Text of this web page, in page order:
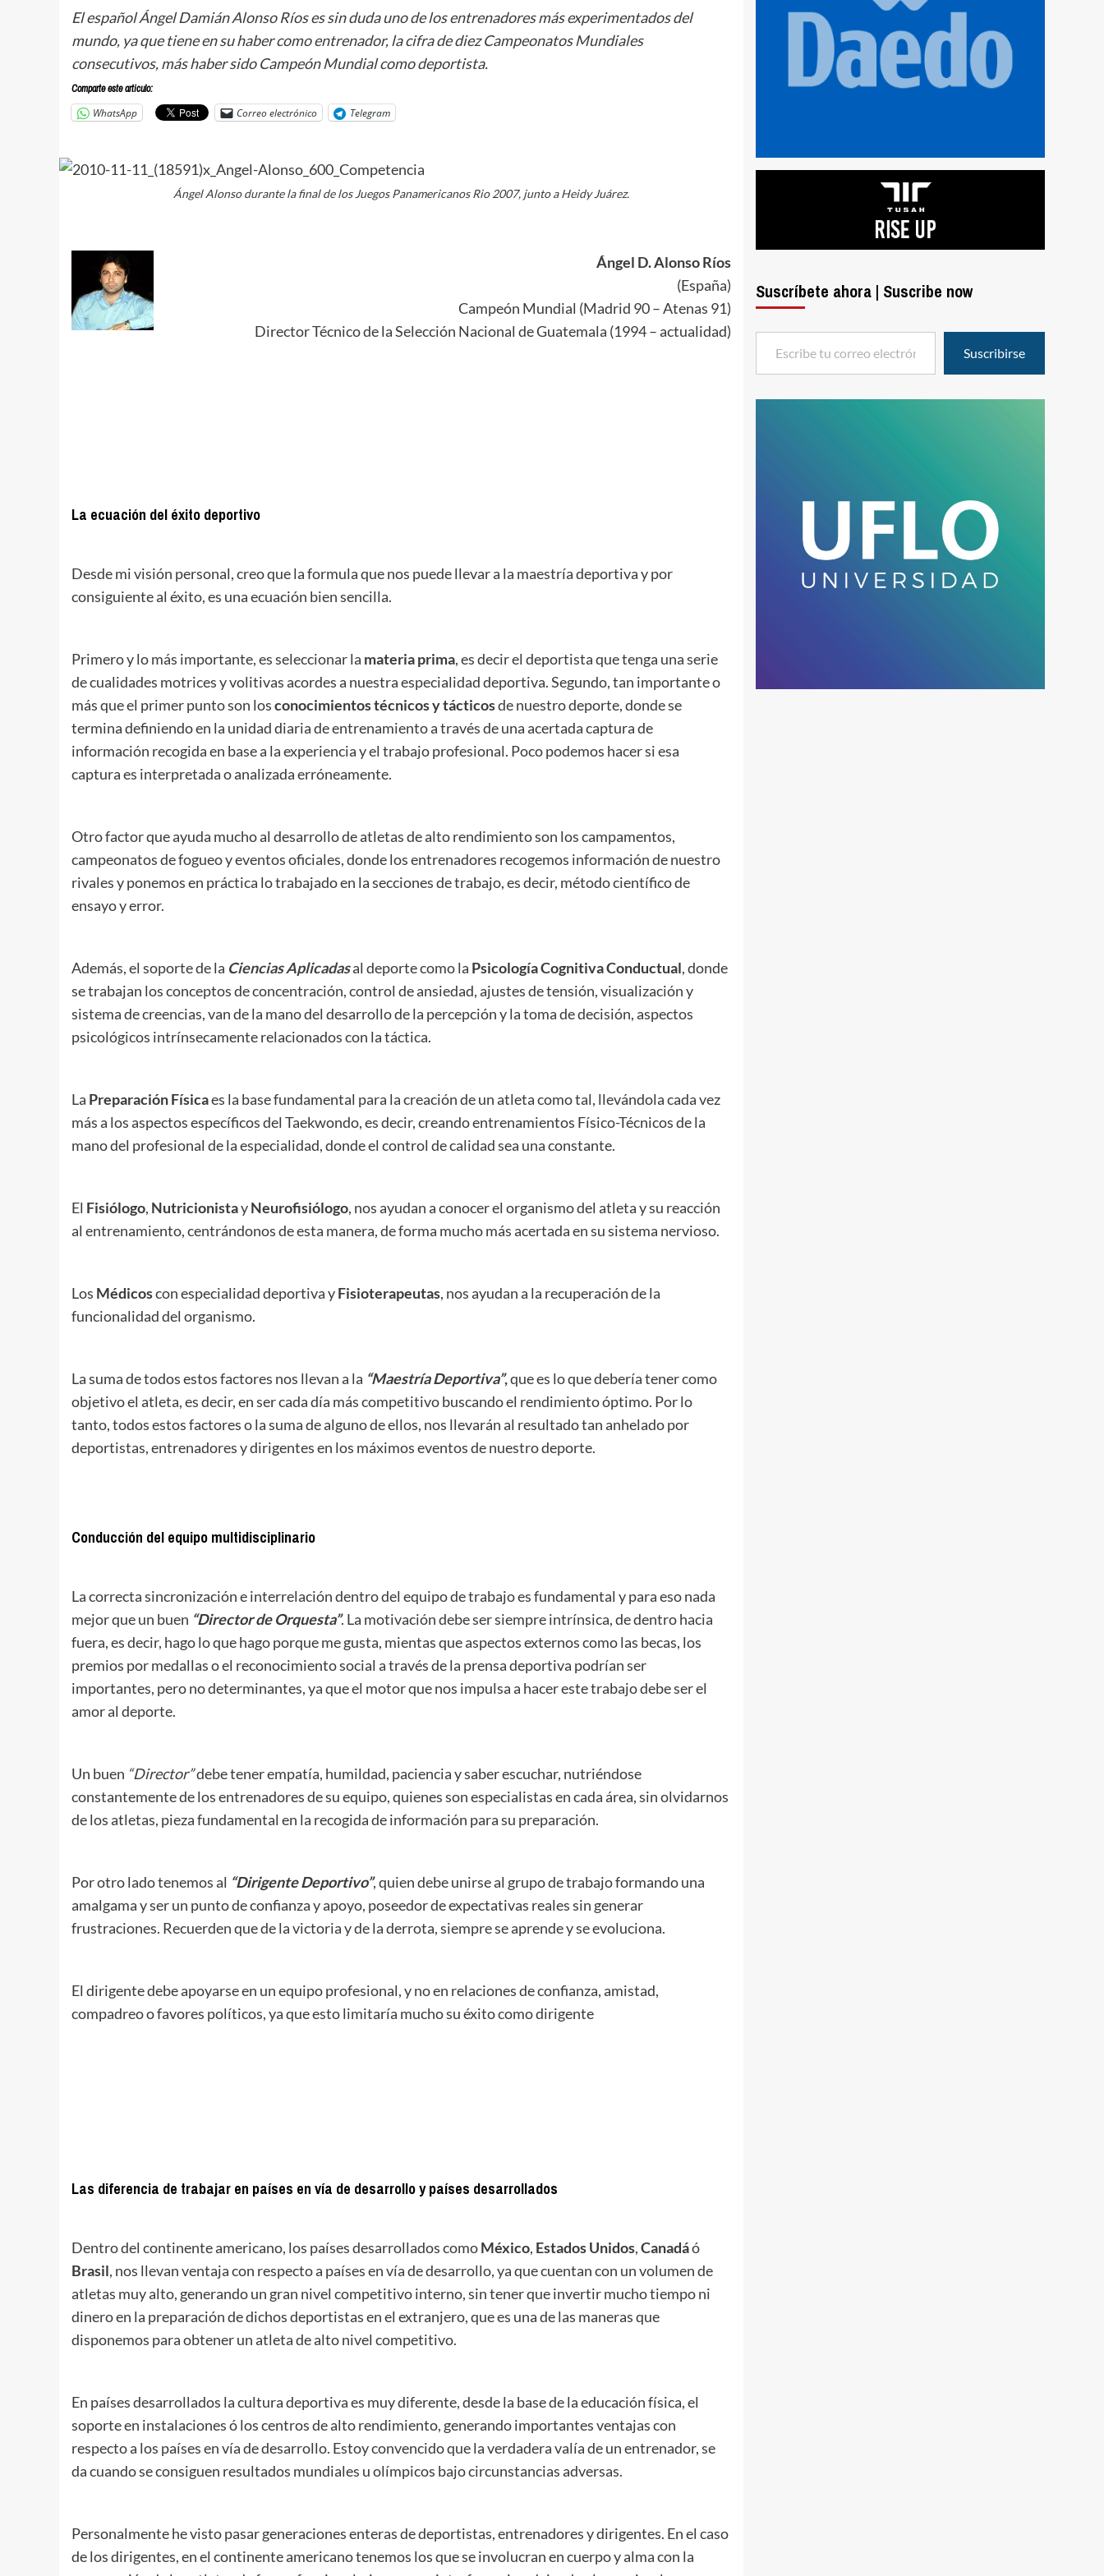
El español Ángel Damián Alonso Ríos es sin duda uno de los entrenadores más experimentados del
mundo, ya que tiene en su haber como entrenador, la cifra de diez Campeonatos Mundiales
consecutivos, más haber sido Campeón Mundial como deportista.
Comparte este articulo:
WhatsApp Correo electrónico Telegram
Ángel Alonso durante la final de los Juegos Panamericanos Rio 2007, junto a Heidy Juárez.
Ángel D. Alonso Ríos
(España)
Campeón Mundial (Madrid 90 – Atenas 91)
Director Técnico de la Selección Nacional de Guatemala (1994 – actualidad)
La ecuación del éxito deportivo
Desde mi visión personal, creo que la formula que nos puede llevar a la maestría deportiva y por
consiguiente al éxito, es una ecuación bien sencilla.
Primero y lo más importante, es seleccionar la materia prima, es decir el deportista que tenga una serie
de cualidades motrices y volitivas acordes a nuestra especialidad deportiva. Segundo, tan importante o
más que el primer punto son losconocimientos técnicos y tácticosde nuestro deporte, donde se
termina definiendo en la unidad diaria de entrenamiento a través de una acertada captura de
información recogida en base a la experiencia y el trabajo profesional. Poco podemos hacer si esa
captura es interpretada o analizada erróneamente.
Otro factor que ayuda mucho al desarrollo de atletas de alto rendimiento son los campamentos,
campeonatos de fogueo y eventos oficiales, donde los entrenadores recogemos información de nuestro
rivales y ponemos en práctica lo trabajado en la secciones de trabajo, es decir, método científico de
ensayo y error.
Además, el soporte de la Ciencias Aplicadasal deporte como la Psicología Cognitiva Conductual, donde
se trabajan los conceptos de concentración, control de ansiedad, ajustes de tensión, visualización y
sistema de creencias, van de la mano del desarrollo de la percepción y la toma de decisión, aspectos
psicológicos intrínsecamente relacionados con la táctica.
La Preparación Físicaes la base fundamental para la creación de un atleta como tal, llevándola cada vez
más a los aspectos específicos del Taekwondo, es decir, creando entrenamientos Físico-Técnicos de la
mano del profesional de la especialidad, donde el control de calidad sea una constante.
El Fisiólogo, NutricionistayNeurofisiólogo, nos ayudan a conocer el organismo del atleta y su reacción
al entrenamiento, centrándonos de esta manera, de forma mucho más acertada en su sistema nervioso.
Los Médicoscon especialidad deportiva yFisioterapeutas, nos ayudan a la recuperación de la
funcionalidad del organismo.
La suma de todos estos factores nos llevan a la “Maestría Deportiva”,que es lo que debería tener como
objetivo el atleta, es decir, en ser cada día más competitivo buscando el rendimiento óptimo. Por lo
tanto, todos estos factores o la suma de alguno de ellos, nos llevarán al resultado tan anhelado por
deportistas, entrenadores y dirigentes en los máximos eventos de nuestro deporte.
Conducción del equipo multidisciplinario
La correcta sincronización e interrelación dentro del equipo de trabajo es fundamental y para eso nada
mejor que un buen “Director de Orquesta”. La motivación debe ser siempre intrínsica, de dentro hacia
fuera, es decir, hago lo que hago porque me gusta, mientas que aspectos externos como las becas, los
premios por medallas o el reconocimiento social a través de la prensa deportiva podrían ser
importantes, pero no determinantes, ya que el motor que nos impulsa a hacer este trabajo debe ser el
amor al deporte.
Un buen “Director”debe tener empatía, humildad, paciencia y saber escuchar, nutriéndose
constantemente de los entrenadores de su equipo, quienes son especialistas en cada área, sin olvidarnos
de los atletas, pieza fundamental en la recogida de información para su preparación.
Por otro lado tenemos al “Dirigente Deportivo”, quien debe unirse al grupo de trabajo formando una
amalgama y ser un punto de confianza y apoyo, poseedor de expectativas reales sin generar
frustraciones. Recuerden que de la victoria y de la derrota, siempre se aprende y se evoluciona.
El dirigente debe apoyarse en un equipo profesional, y no en relaciones de confianza, amistad,
compadreo o favores políticos, ya que esto limitaría mucho su éxito como dirigente
Las diferencia de trabajar en países en vía de desarrollo y países desarrollados
Dentro del continente americano, los países desarrollados comoMéxico, EstadosUnidos,Canadáó
Brasil, nos llevan ventaja con respecto a países en vía de desarrollo, ya que cuentan con un volumen de
atletas muy alto, generando un gran nivel competitivo interno, sin tener que invertir mucho tiempo ni
dinero en la preparación de dichos deportistas en el extranjero, que es una de las maneras que
disponemos para obtener un atleta de alto nivel competitivo.
En países desarrollados la cultura deportiva es muy diferente, desde la base de la educación física, el
soporte en instalaciones ó los centros de alto rendimiento, generando importantes ventajas con
respecto a los países en vía de desarrollo. Estoy convencido que la verdadera valía de un entrenador, se
da cuando se consiguen resultados mundiales u olímpicos bajo circunstancias adversas.
Personalmente he visto pasar generaciones enteras de deportistas, entrenadores y dirigentes. En el caso
de los dirigentes, en el continente americano tenemos los que se involucran en cuerpo y alma con la
Suscríbete ahora | Suscribe now
Escribe tu correo electrónico…
Suscribirse